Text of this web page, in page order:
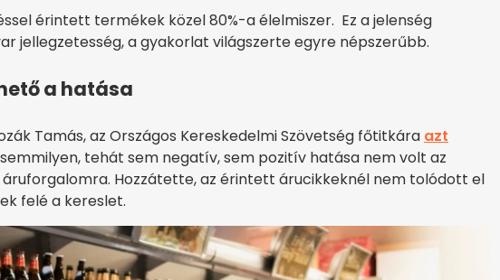
érintett termékek közel 80%-a élelmiszer. Ez a jelenség
jellegzetesség, a gyakorlat világszerte egyre népszerűbb.
a hatása
Tamás, az Országos Kereskedelmi Szövetség főtitkára azt
tehát sem negatív, sem pozitív hatása nem volt az
áruforgalomra. Hozzátette, az érintett árucikkeknél nem tolódott el
felé a kereslet.